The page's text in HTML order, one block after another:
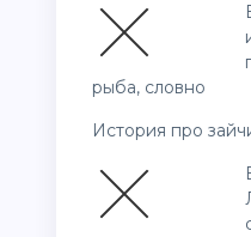
рыба, словно
История про